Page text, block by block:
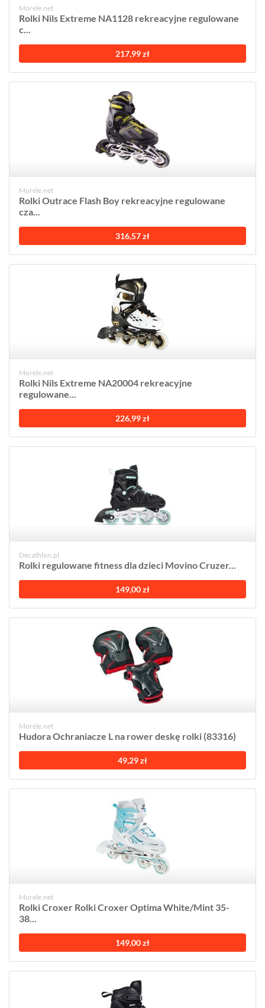
Morele.net
Rolki Nils Extreme NA1128 rekreacyjne regulowane
c...
217,99 zł
Morele.net
Rolki Outrace Flash Boy rekreacyjne regulowane
cza...
316,57 zł
Morele.net
Rolki Nils Extreme NA20004 rekreacyjne
regulowane...
226,99 zł
Decathlon.pl
Rolki regulowane fitness dla dzieci Movino Cruzer...
149,00 zł
Morele.net
Hudora Ochraniacze L na rower deskę rolki (83316)
49,29 zł
Morele.net
Rolki Croxer Rolki Croxer Optima White/Mint 35-
38...
149,00 zł